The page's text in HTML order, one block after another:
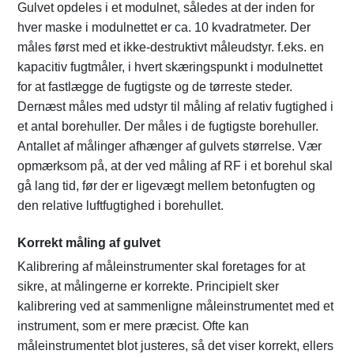
Gulvet opdeles i et modulnet, således at der inden for
hver maske i modulnettet er ca. 10 kvadratmeter. Der
måles først med et ikke-destruktivt måleudstyr. f.eks. en
kapacitiv fugtmåler, i hvert skæringspunkt i modulnettet
for at fastlægge de fugtigste og de tørreste steder.
Dernæst måles med udstyr til måling af relativ fugtighed i
et antal borehuller. Der måles i de fugtigste borehuller.
Antallet af målinger afhænger af gulvets størrelse. Vær
opmærksom på, at der ved måling af RF i et borehul skal
gå lang tid, før der er ligevægt mellem betonfugten og
den relative luftfugtighed i borehullet.
Korrekt måling af gulvet
Kalibrering af måleinstrumenter skal foretages for at
sikre, at målingerne er korrekte. Principielt sker
kalibrering ved at sammenligne måleinstrumentet med et
instrument, som er mere præcist. Ofte kan
måleinstrumentet blot justeres, så det viser korrekt, ellers